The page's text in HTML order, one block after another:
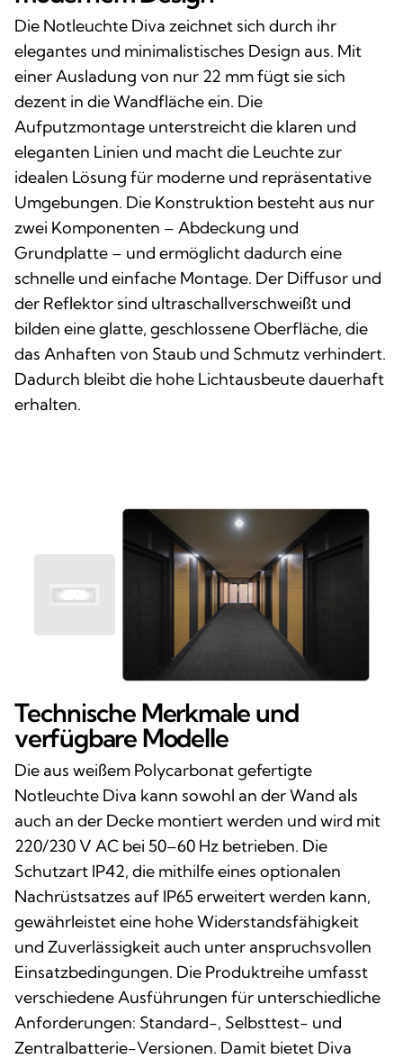
Die Notleuchte Diva zeichnet sich durch ihr
elegantes und minimalistisches Design aus. Mit
einer Ausladung von nur 22 mm fügt sie sich
dezent in die Wandfläche ein. Die
Aufputzmontage unterstreicht die klaren und
eleganten Linien und macht die Leuchte zur
idealen Lösung für moderne und repräsentative
Umgebungen. Die Konstruktion besteht aus nur
zwei Komponenten – Abdeckung und
Grundplatte – und ermöglicht dadurch eine
schnelle und einfache Montage. Der Diffusor und
der Reflektor sind ultraschallverschweißt und
bilden eine glatte, geschlossene Oberfläche, die
das Anhaften von Staub und Schmutz verhindert.
Dadurch bleibt die hohe Lichtausbeute dauerhaft
erhalten.
Technische Merkmale und
verfügbare Modelle
Die aus weißem Polycarbonat gefertigte
Notleuchte Diva kann sowohl an der Wand als
auch an der Decke montiert werden und wird mit
220/230 V AC bei 50–60 Hz betrieben. Die
Schutzart IP42, die mithilfe eines optionalen
Nachrüstsatzes auf IP65 erweitert werden kann,
gewährleistet eine hohe Widerstandsfähigkeit
und Zuverlässigkeit auch unter anspruchsvollen
Einsatzbedingungen. Die Produktreihe umfasst
verschiedene Ausführungen für unterschiedliche
Anforderungen: Standard-, Selbsttest- und
Zentralbatterie-Versionen. Damit bietet Diva